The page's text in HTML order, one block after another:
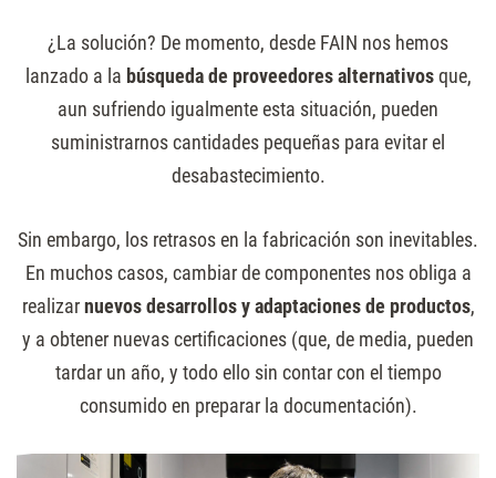
¿La solución? De momento, desde FAIN nos hemos
lanzado a la búsqueda de proveedores alternativosque,
aun sufriendo igualmente esta situación, pueden
suministrarnos cantidades pequeñas para evitar el
desabastecimiento.
Sin embargo, los retrasos en la fabricación son inevitables.
En muchos casos, cambiar de componentes nos obliga a
realizarnuevos desarrollos y adaptaciones de productos,
y a obtener nuevas certificaciones (que, de media, pueden
tardar un año, y todo ello sin contar con el tiempo
consumido en preparar la documentación).